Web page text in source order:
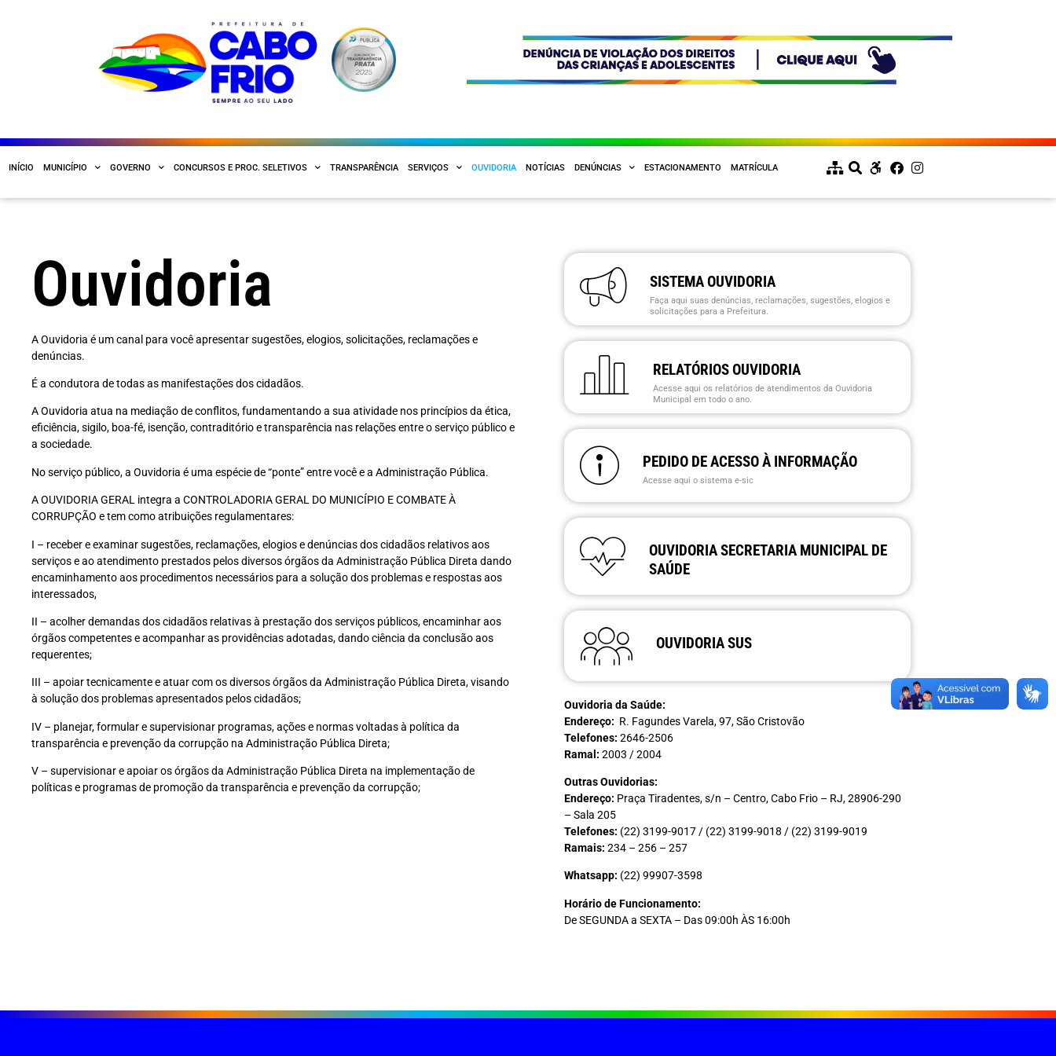
INÍCIO MUNICÍPIO GOVERNO CONCURSOS E PROC. SELETIVOS TRANSPARÊNCIA SERVIÇOS OUVIDORIA NOTÍCIAS DENÚNCIAS ESTACIONAMENTO MATRÍCULA
Ouvidoria
A Ouvidoria é um canal para você apresentar sugestões, elogios, solicitações, reclamações e
denúncias.
É a condutora de todas as manifestações dos cidadãos.
A Ouvidoria atua na mediação de conflitos, fundamentando a sua atividade nos princípios da ética,
eficiência, sigilo, boa-fé, isenção, contraditório e transparência nas relações entre o serviço público e
a sociedade.
No serviço público, a Ouvidoria é uma espécie de “ponte” entre você e a Administração Pública.
A OUVIDORIA GERAL integra a CONTROLADORIA GERAL DO MUNICÍPIO E COMBATE À
CORRUPÇÃO e tem como atribuições regulamentares:
I – receber e examinar sugestões, reclamações, elogios e denúncias dos cidadãos relativos aos
serviços e ao atendimento prestados pelos diversos órgãos da Administração Pública Direta dando
encaminhamento aos procedimentos necessários para a solução dos problemas e respostas aos
interessados,
II – acolher demandas dos cidadãos relativas à prestação dos serviços públicos, encaminhar aos
órgãos competentes e acompanhar as providências adotadas, dando ciência da conclusão aos
requerentes;
III – apoiar tecnicamente e atuar com os diversos órgãos da Administração Pública Direta, visando
à solução dos problemas apresentados pelos cidadãos;
IV – planejar, formular e supervisionar programas, ações e normas voltadas à política da
transparência e prevenção da corrupção na Administração Pública Direta;
V – supervisionar e apoiar os órgãos da Administração Pública Direta na implementação de
políticas e programas de promoção da transparência e prevenção da corrupção;
SISTEMA OUVIDORIA
Faça aqui suas denúncias, reclamações, sugestões, elogios e
solicitações para a Prefeitura.
RELATÓRIOS OUVIDORIA
Acesse aqui os relatórios de atendimentos da Ouvidoria
Municipal em todo o ano.
PEDIDO DE ACESSO À INFORMAÇÃO
Acesse aqui o sistema e-sic
OUVIDORIA SECRETARIA MUNICIPAL DE
SAÚDE
OUVIDORIA SUS
Ouvidoria da Saúde:
Endereço: R. Fagundes Varela, 97, São Cristovão
Telefones: 2646-2506
Ramal:2003 / 2004
Outras Ouvidorias:
Endereço: Praça Tiradentes, s/n – Centro, Cabo Frio – RJ, 28906-290
– Sala 205
Telefones: (22) 3199-9017 / (22) 3199-9018 / (22) 3199-9019
Ramais: 234 – 256 – 257
Whatsapp: (22) 99907-3598
Horário de Funcionamento:
De SEGUNDA a SEXTA – Das 09:00h ÀS 16:00h